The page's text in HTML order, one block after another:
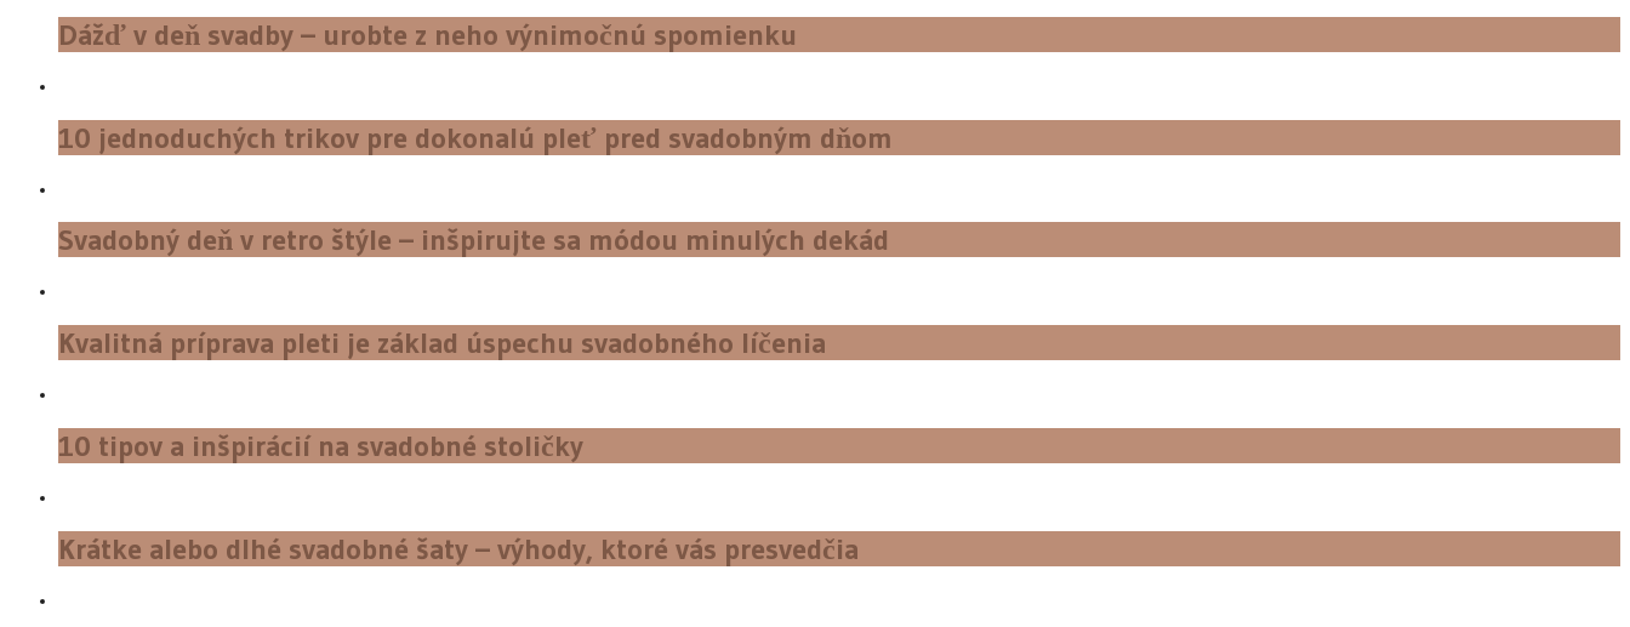
Dážď v deň svadby – urobte z neho výnimočnú spomienku
10 jednoduchých trikov pre dokonalú pleť pred svadobným dňom
Svadobný deň v retro štýle – inšpirujte sa módou minulých dekád
Kvalitná príprava pleti je základ úspechu svadobného líčenia
10 tipov a inšpirácií na svadobné stoličky
Krátke alebo dlhé svadobné šaty – výhody, ktoré vás presvedčia